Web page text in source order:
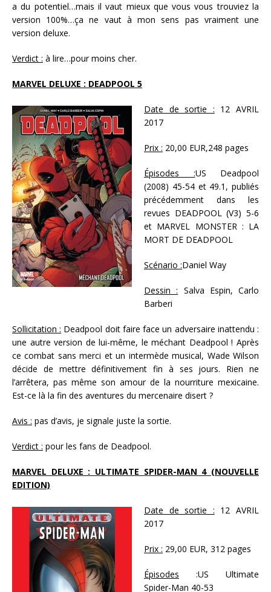
a du potentiel…mais il vaut mieux que vous vous trouviez la
version 100%…ça ne vaut à mon sens pas vraiment une
version deluxe.
Verdict : à lire…pour moins cher.
MARVEL DELUXE : DEADPOOL 5
Date de sortie : 12 AVRIL
2017
Prix : 20,00 EUR,248 pages
Épisodes :US Deadpool
(2008) 45-54 et 49.1, publiés
précédemment dans les
revues DEADPOOL (V3) 5-6
et MARVEL MONSTER : LA
MORT DE DEADPOOL
Scénario :Daniel Way
Dessin : Salva Espin, Carlo
Barberi
Sollicitation : Deadpool doit faire face un adversaire inattendu :
une autre version de lui-même, le méchant Deadpool ! Après
ce combat sans merci et un intermède musical, Wade Wilson
décide de mettre définitivement fin à ses jours. Rien ne
l’arrêtera, pas même son amour de la nourriture mexicaine.
Est-ce là la fin des aventures du mercenaire disert ?
Avis : pas d’avis, je signale juste la sortie.
Verdict : pour les fans de Deadpool.
MARVEL DELUXE : ULTIMATE SPIDER-MAN 4 (NOUVELLE
EDITION)
Date de sortie : 12 AVRIL
2017
Prix : 29,00 EUR, 312 pages
Épisodes :US Ultimate
Spider-Man 40-53